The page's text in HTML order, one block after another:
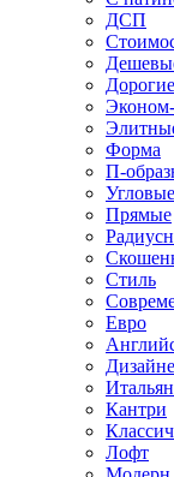
ДСП
Дорогие
Форма
П-
Угловые
Прямые
Стиль
Евро
Кантри
Лофт